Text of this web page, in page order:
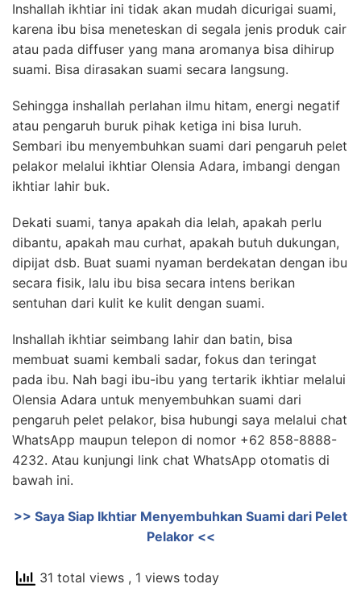
Inshallah ikhtiar ini tidak akan mudah dicurigai suami,
karena ibu bisa meneteskan di segala jenis produk cair
atau pada diffuser yang mana aromanya bisa dihirup
suami. Bisa dirasakan suami secara langsung.
Sehingga inshallah perlahan ilmu hitam, energi negatif
atau pengaruh buruk pihak ketiga ini bisa luruh.
Sembari ibu menyembuhkan suami dari pengaruh pelet
pelakor melalui ikhtiar Olensia Adara, imbangi dengan
ikhtiar lahir buk.
Dekati suami, tanya apakah dia lelah, apakah perlu
dibantu, apakah mau curhat, apakah butuh dukungan,
dipijat dsb. Buat suami nyaman berdekatan dengan ibu
secara fisik, lalu ibu bisa secara intens berikan
sentuhan dari kulit ke kulit dengan suami.
Inshallah ikhtiar seimbang lahir dan batin, bisa
membuat suami kembali sadar, fokus dan teringat
pada ibu. Nah bagi ibu-ibu yang tertarik ikhtiar melalui
Olensia Adara untuk menyembuhkan suami dari
pengaruh pelet pelakor, bisa hubungi saya melalui chat
WhatsApp maupun telepon di nomor +62 858-8888-
4232. Atau kunjungi link chat WhatsApp otomatis di
bawah ini.
>> Saya Siap Ikhtiar Menyembuhkan Suami dari Pelet
Pelakor <<
31 total views , 1 views today